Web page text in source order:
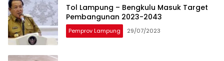
Tol Lampung – Bengkulu Masuk Target
Pembangunan 2023-2043
Pemprov Lampung 29/07/2023